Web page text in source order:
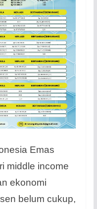
Emas
middle income
ekonomi
belum cukup,